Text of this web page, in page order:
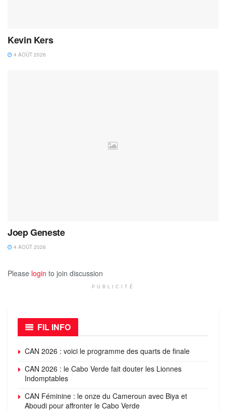
Kevin Kers
4 AOÛT 2026
Joep Geneste
4 AOÛT 2026
Please login to join discussion
PUBLICITÉ
FIL INFO
CAN 2026 : voici le programme des quarts de finale
CAN 2026 : le Cabo Verde fait douter les Lionnes
Indomptables
CAN Féminine : le onze du Cameroun avec Biya et
Aboudi pour affronter le Cabo Verde